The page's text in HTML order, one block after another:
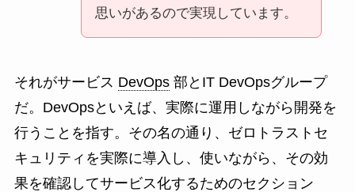
思いがあるので実現しています。
それがサービス DevOps部とIT DevOpsグループ
だ。DevOpsといえば、実際に運用しながら開発を
行うことを指す。その名の通り、ゼロトラストセ
キュリティを実際に導入し、使いながら、その効
果を確認してサービス化するためのセクション